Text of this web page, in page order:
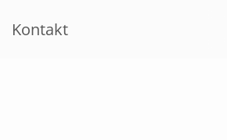
Kontakt